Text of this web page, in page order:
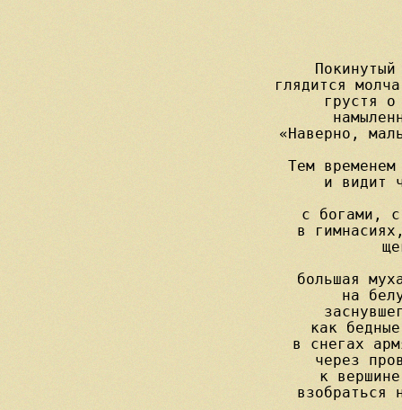
глядится
грустя
«Наверно,
Тем
и видит
с богами,
в
большая
на
как
в снегах
через
к